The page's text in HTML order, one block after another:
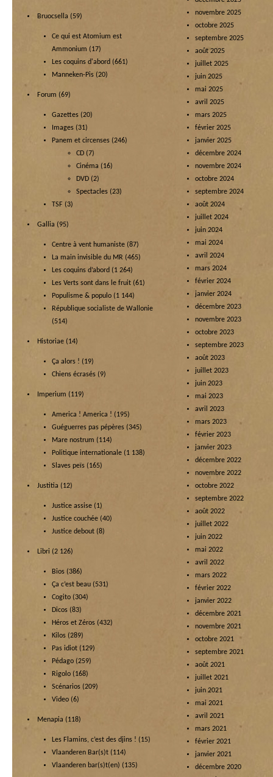
Bruocsella (59)
Ce qui est Atomium est
Ammonium (17)
Les coquins d'abord (661)
Manneken-Pis (20)
Forum (69)
Gazettes (20)
Images (31)
Panem et circenses (246)
CD (7)
Cinéma (16)
DVD (2)
Spectacles (23)
TSF (3)
Gallia (95)
Centre à vent humaniste (87)
La main invisible du MR (465)
Les coquins d’abord (1 264)
Les Verts sont dans le fruit (61)
Populisme & populo (1 144)
République socialiste de Wallonie
(514)
Historiae (14)
Ça alors ! (19)
Chiens écrasés (9)
Imperium (119)
America ! America ! (195)
Guéguerres pas pépères (345)
Mare nostrum (114)
Politique internationale (1 138)
Slaves peïs (165)
Justitia (12)
Justice assise (1)
Justice couchée (40)
Justice debout (8)
Libri (2 126)
Bios (386)
Ça c’est beau (531)
Cogito (304)
Dicos (83)
Héros et Zéros (432)
Kilos (289)
Pas idiot (129)
Pédago (259)
Rigolo (168)
Scénarios (209)
Video (6)
Menapia (118)
Les Flamins, c’est des djins ! (15)
Vlaanderen Bar(s)t (114)
Vlaanderen bar(s)t(en) (135)
novembre 2025
octobre 2025
septembre 2025
août 2025
juillet 2025
juin 2025
mai 2025
avril 2025
mars 2025
février 2025
janvier 2025
décembre 2024
novembre 2024
octobre 2024
septembre 2024
août 2024
juillet 2024
juin 2024
mai 2024
avril 2024
mars 2024
février 2024
janvier 2024
décembre 2023
novembre 2023
octobre 2023
septembre 2023
août 2023
juillet 2023
juin 2023
mai 2023
avril 2023
mars 2023
février 2023
janvier 2023
décembre 2022
novembre 2022
octobre 2022
septembre 2022
août 2022
juillet 2022
juin 2022
mai 2022
avril 2022
mars 2022
février 2022
janvier 2022
décembre 2021
novembre 2021
octobre 2021
septembre 2021
août 2021
juillet 2021
juin 2021
mai 2021
avril 2021
mars 2021
février 2021
janvier 2021
décembre 2020